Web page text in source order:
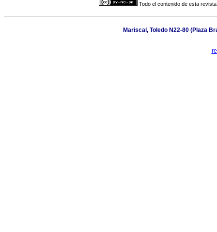
Todo el contenido de esta
Mariscal, Toledo N22-80 (Plaza